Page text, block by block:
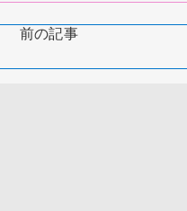
前の記事